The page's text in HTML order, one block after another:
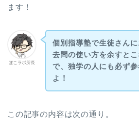
ます！
ぽこラボ所長
個別指導塾で生徒さん
去問の使い方を余すと
で、独学の人にも必ず
よ！
この記事の内容は次の通り。